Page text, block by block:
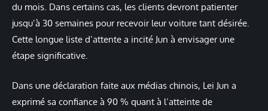
du mois. Dans certains cas, les clients devront patienter
jusqu’à 30 semaines pour recevoir leur voiture tant désirée.
Cette longue liste d’attente a incité Jun à envisager une
étape significative.
Dans une déclaration faite aux médias chinois, Lei Jun a
exprimé sa confiance à 90 % quant à l’atteinte de